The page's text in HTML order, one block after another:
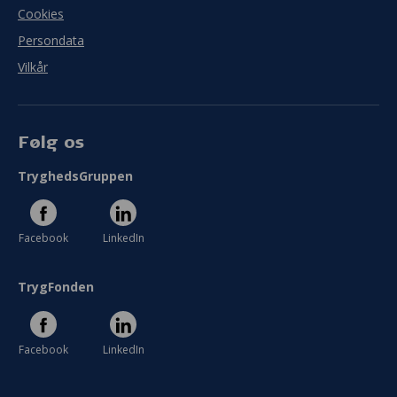
Cookies
Persondata
Vilkår
Følg os
TryghedsGruppen
Facebook LinkedIn
TrygFonden
Facebook LinkedIn